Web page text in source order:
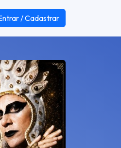
/ Cadastrar